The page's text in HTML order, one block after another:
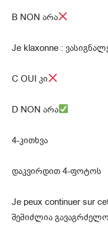
B NON არა
Je klaxonne :
C OUI კი
D NON არა
4-კითხვა
დაკვირდით 4-ფოტოს
Je peux continuer sur
შემიძლია